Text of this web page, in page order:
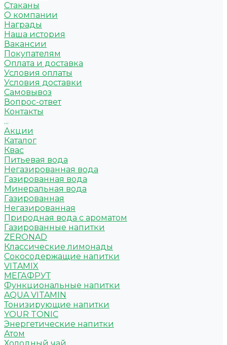
Стаканы
О компании
Награды
Наша история
Вакансии
Покупателям
Оплата и доставка
Условия оплаты
Условия доставки
Самовывоз
Вопрос-ответ
Контакты
...
Акции
Каталог
Квас
Питьевая вода
Негазированная вода
Газированная вода
Минеральная вода
Газированная
Негазированная
Природная вода с ароматом
Газированные напитки
ZERONAD
Классические лимонады
Сокосодержащие напитки
VITAMIX
МЕГАФРУТ
Функциональные напитки
AQUA VITAMIN
Тонизирующие напитки
YOUR TONIC
Энергетические напитки
Атом